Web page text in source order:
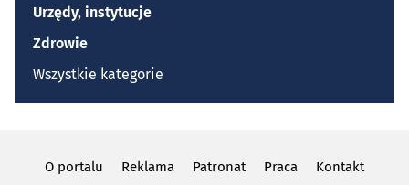
Urzędy, instytucje
Zdrowie
Wszystkie kategorie
O portalu Reklama Patronat Praca Kontakt